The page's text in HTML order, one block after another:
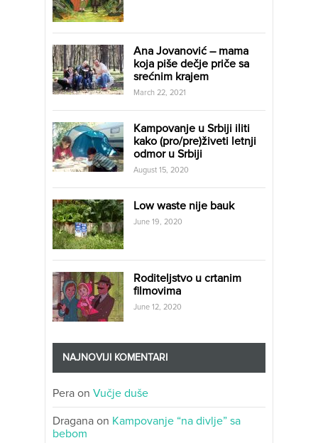
Ana Jovanović – mama
koja piše dečje priče sa
srećnim krajem
March 22, 2021
Kampovanje u Srbiji iliti
kako (pro/pre)živeti letnji
odmor u Srbiji
August 15, 2020
Low waste nije bauk
June 19, 2020
Roditeljstvo u crtanim
filmovima
June 12, 2020
NAJNOVIJI KOMENTARI
Pera on Vučje duše
Dragana on Kampovanje “na divlje” sa
bebom